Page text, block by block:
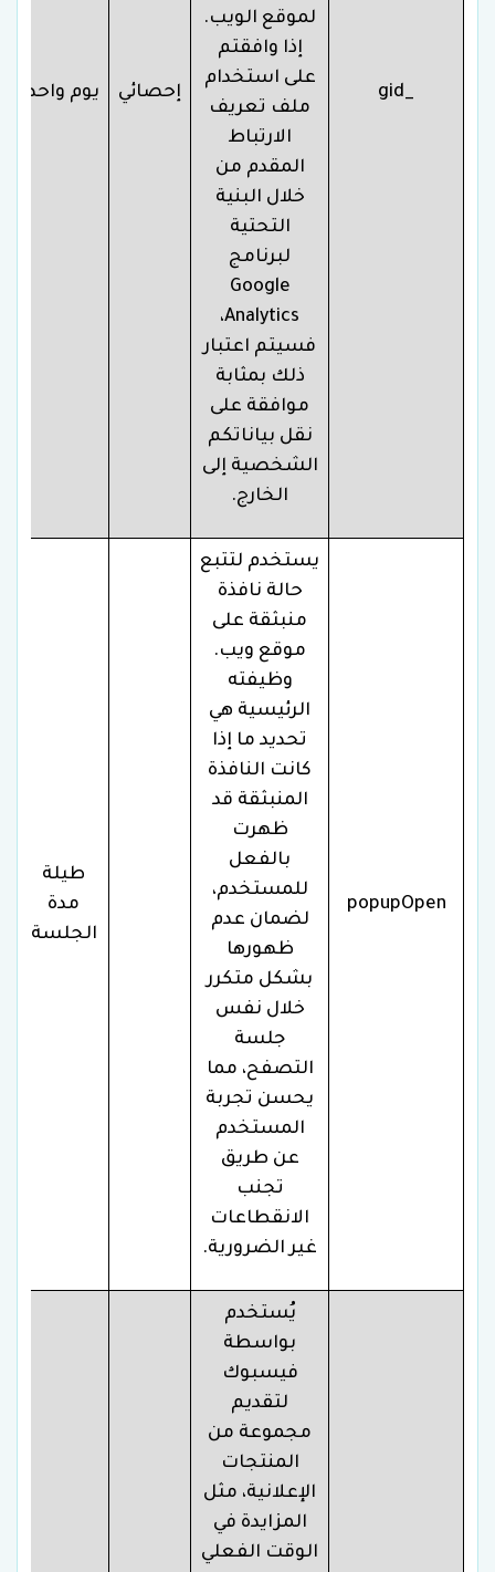
_gid
لموقع الويب.
إذا وافقتم
على استخدام
ملف تعريف
الارتباط
المقدم من
خلال البنية
التحتية
لبرنامج
Google
Analytics،
فسيتم اعتبار
ذلك بمثابة
موافقة على
نقل بياناتكم
الشخصية إلى
الخارج.
إحصائي يوم واحد
popupOpen
يستخدم لتتبع
حالة نافذة
منبثقة على
موقع ويب.
وظيفته
الرئيسية هي
تحديد ما إذا
كانت النافذة
المنبثقة قد
ظهرت
بالفعل
للمستخدم،
لضمان عدم
ظهورها
بشكل متكرر
خلال نفس
جلسة
التصفح، مما
يحسن تجربة
المستخدم
عن طريق
تجنب
الانقطاعات
غير الضرورية.
طيلة
مدة
الجلسة
يُستخدم
بواسطة
فيسبوك
لتقديم
مجموعة من
المنتجات
الإعلانية، مثل
المزايدة في
الوقت الفعلي